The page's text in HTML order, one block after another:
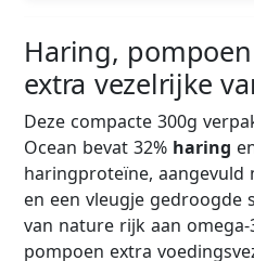
Haring,
extra vezelrijke
Deze compacte 300g
Ocean bevat 32% haring
haringproteïne, aangevuld
en een vleugje gedroogde
van nature rijk aan
pompoen extra